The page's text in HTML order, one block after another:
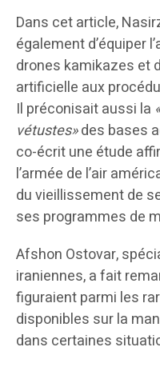
Dans cet article,
également d’équiper
drones kamikazes et
artificielle aux
Il préconisait aussi la
vétustes»des bases
co-écrit une étude
l’armée de l’air
du vieillissement de
ses programmes de
Afshon Ostovar,
iraniennes, a fait
figuraient parmi les
disponibles sur la
dans certaines